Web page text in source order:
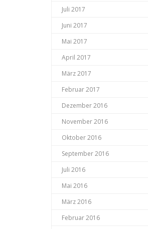
Juli 2017
Juni 2017
Mai 2017
April 2017
März 2017
Februar 2017
Dezember 2016
November 2016
Oktober 2016
September 2016
Juli 2016
Mai 2016
März 2016
Februar 2016